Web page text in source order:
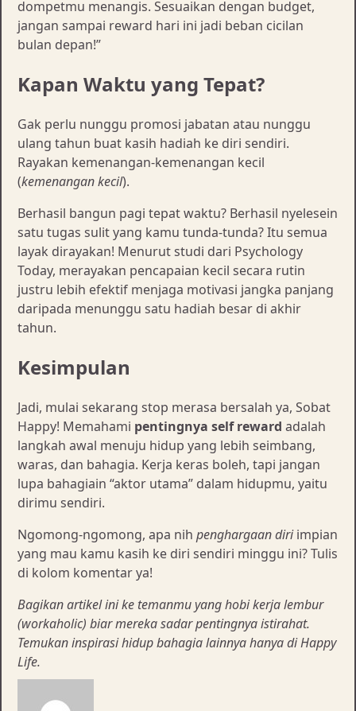
dompetmu menangis. Sesuaikan dengan budget,
jangan sampai reward hari ini jadi beban cicilan
bulan depan!”
Kapan Waktu yang Tepat?
Gak perlu nunggu promosi jabatan atau nunggu
ulang tahun buat kasih hadiah ke diri sendiri.
Rayakan kemenangan-kemenangan kecil
(kemenangan kecil).
Berhasil bangun pagi tepat waktu? Berhasil nyelesein
satu tugas sulit yang kamu tunda-tunda? Itu semua
layak dirayakan! Menurut studi dari Psychology
Today, merayakan pencapaian kecil secara rutin
justru lebih efektif menjaga motivasi jangka panjang
daripada menunggu satu hadiah besar di akhir
tahun.
Kesimpulan
Jadi, mulai sekarang stop merasa bersalah ya, Sobat
Happy! Memahami pentingnya self reward adalah
langkah awal menuju hidup yang lebih seimbang,
waras, dan bahagia. Kerja keras boleh, tapi jangan
lupa bahagiain “aktor utama” dalam hidupmu, yaitu
dirimu sendiri.
Ngomong-ngomong, apa nih penghargaan diriimpian
yang mau kamu kasih ke diri sendiri minggu ini? Tulis
di kolom komentar ya!
Bagikan artikel ini ke temanmu yang hobi kerja lembur
(workaholic) biar mereka sadar pentingnya istirahat.
Temukan inspirasi hidup bahagia lainnya hanya di Happy
Life.